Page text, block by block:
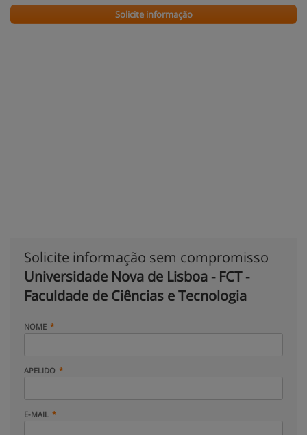
Solicite informação
Solicite informação sem compromisso
Universidade Nova de Lisboa - FCT -
Faculdade de Ciências e Tecnologia
NOME
APELIDO
E-MAIL